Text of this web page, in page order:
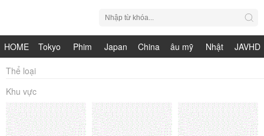
HOME
Tokyo
Phim
Japan
China
âu mỹ
Nhật
JAVHD
Thể loại
Khu vực